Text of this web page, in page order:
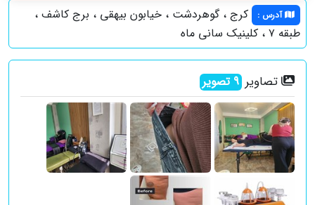
آدرس :
کرج ، گوهردشت ، خیابون بیهقی ، برج کاشف ،
طبقه ۷ ، کلینیک سانی ماه
تصاویر 9تصویر